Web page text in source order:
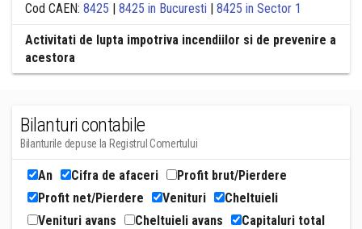
Cod CAEN: 8425 | 8425 in Bucuresti | 8425 in Sector 1
Activitati de lupta impotriva incendiilor si de prevenire a
acestora
Bilanturi contabile
Bilanturile depuse la Registrul Comertului
An Cifra de afaceri
Profit brut/Pierdere
Profit net/Pierdere
Venituri
Cheltuieli
Venituri avans
Cheltuieli avans
Capitaluri total